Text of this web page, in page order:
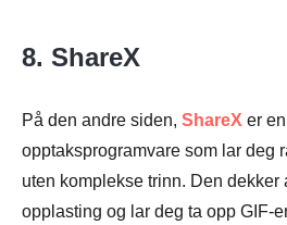
8. ShareX
På den andre siden, ShareX er
opptaksprogramvare som lar deg
uten komplekse trinn. Den dekker
opplasting og lar deg ta opp GIF-